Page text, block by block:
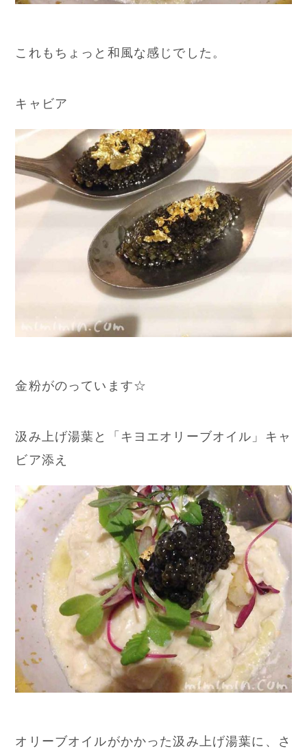
これもちょっと和風な感じでした。
キャビア
金粉がのっています☆
汲み上げ湯葉と「キヨエオリーブオイル」キャ
ビア添え
オリーブオイルがかかった汲み上げ湯葉に、さ